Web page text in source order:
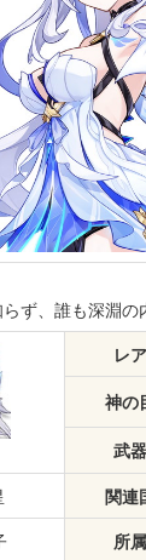
ず、誰も深淵
レア
神の
武器
関連
所属